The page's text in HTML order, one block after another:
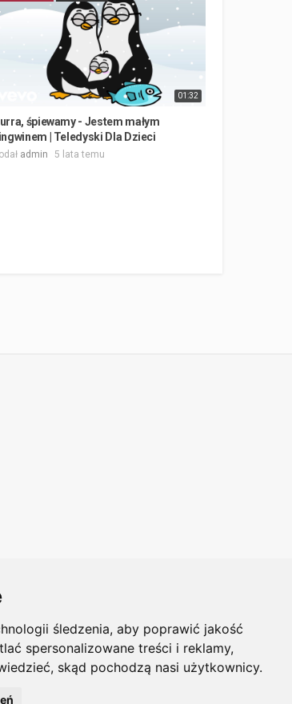
śledzenia, aby poprawić jakość
spersonalizowane treści i reklamy,
skąd pochodzą nasi użytkownicy.
01:32
śpiewamy - Jestem małym
| Teledyski Dla Dzieci
admin 5 lata temu